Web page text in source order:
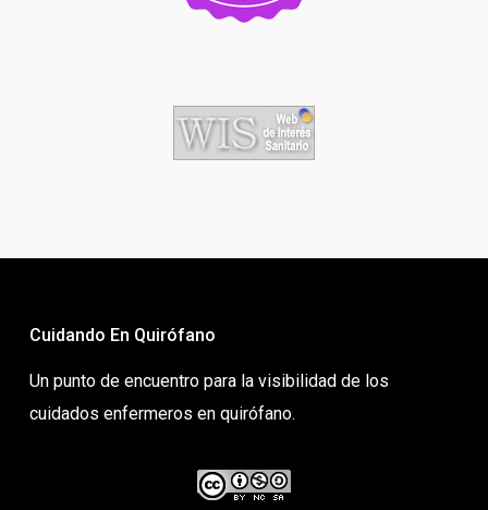
Cuidando En Quirófano
Un punto de encuentro para la visibilidad de los
cuidados enfermeros en quirófano.